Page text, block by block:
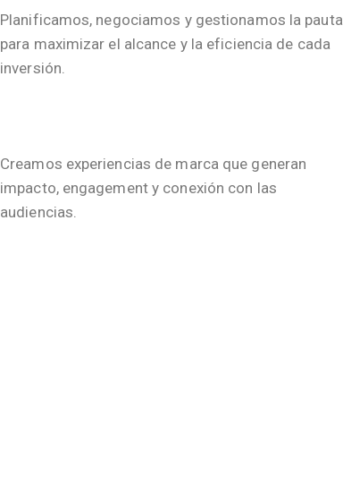
Planificamos, negociamos y gestionamos la pauta
para maximizar el alcance y la eficiencia de cada
inversión.
Creamos experiencias de marca que generan
impacto, engagement y conexión con las
audiencias.